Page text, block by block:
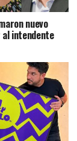
nuevo
al intendente